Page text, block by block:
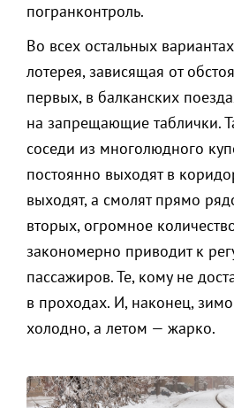
погранконтроль.
Во всех остальных
лотерея, зависящая от
первых, в балканских
на запрещающие таблички.
соседи из многолюдного
постоянно выходят в
выходят, а смолят прямо
вторых, огромное
закономерно приводит к
пассажиров. Те, кому не
в проходах. И, наконец,
холодно, а летом — жарко.